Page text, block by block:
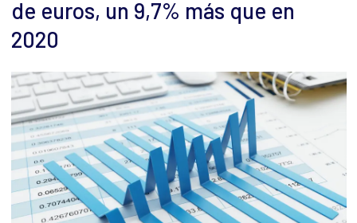
de euros, un 9,7% más que en
2020